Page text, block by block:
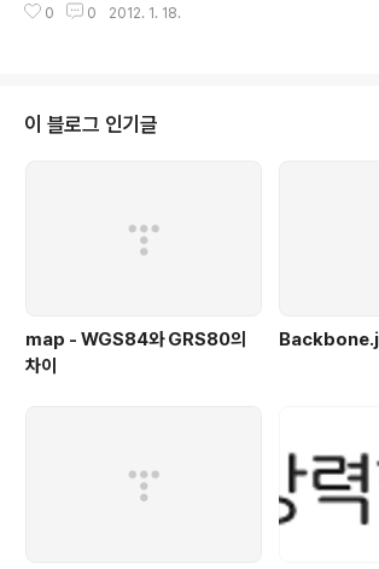
다. 주로 XML..
R/xmlschema-0/ (Primer) http://www.w3.org/TR/
XML문서로부터 XSD를 생성해 주는 커맨드라인 도구 h..
0 0 2012. 1. 18.
이 블로그 인기글
map - WGS84와 GRS80의
차이